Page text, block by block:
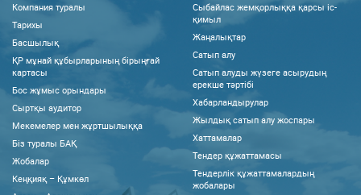
Компания туралы
Тарихы
Басшылық
ҚР мұнай құбырларының бірыңғай
картасы
Бос жұмыс орындары
Сыртқы аудитор
Мекемелер мен жұртшылыққа
Біз туралы БАҚ
Жобалар
Кеңқияқ – Құмкөл
Сыбайлас жемқорлыққа қарсы іс-
қимыл
Жаңалықтар
Сатып алу
Сатып алуды жүзеге асырудың
ерекше тәртібі
Хабарландырулар
Жылдық сатып алу жоспары
Хаттамалар
Тендер құжаттамасы
Тендерлік құжаттамалардың
жобалары